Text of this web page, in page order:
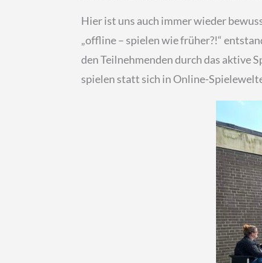
Hier ist uns auch immer wieder
„offline – spielen wie früher?!“
den Teilnehmenden durch das aktive
spielen statt sich in Online-